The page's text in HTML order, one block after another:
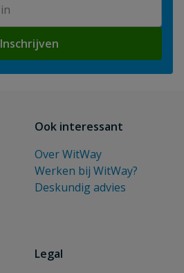
Inschrijven
Ook interessant
Over WitWay
Werken bij WitWay?
Deskundig advies
Legal